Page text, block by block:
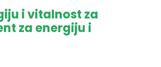
i vitalnost za
za energiju i